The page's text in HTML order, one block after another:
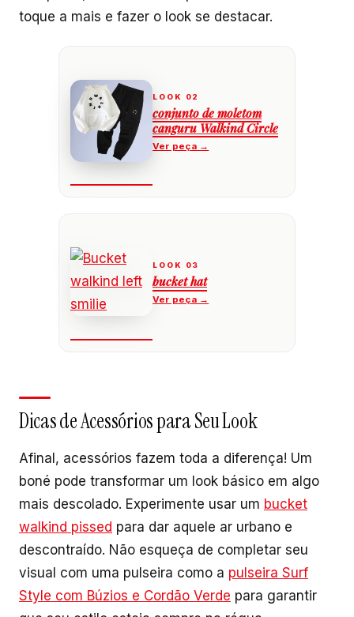
toque a mais e fazer o look se destacar.
conjunto de moletom
canguru Walkind Circle
bucket hat
Dicas de Acessórios para Seu Look
Afinal, acessórios fazem toda a diferença! Um
boné pode transformar um look básico em algo
mais descolado. Experimente usar um bucket
walkind pissed para dar aquele ar urbano e
descontraído. Não esqueça de completar seu
visual com uma pulseira como a pulseira Surf
Style com Búzios e Cordão Verde para garantir